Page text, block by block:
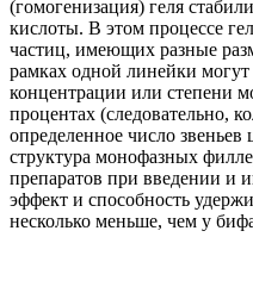
(гомогенизация) геля
кислоты. В этом процессе
частиц, имеющих разные
рамках одной линейки могут
концентрации или степени
процентах (следовательно,
определенное число
структура монофазных
препаратов при введении и
эффект и способность
несколько меньше, чем у